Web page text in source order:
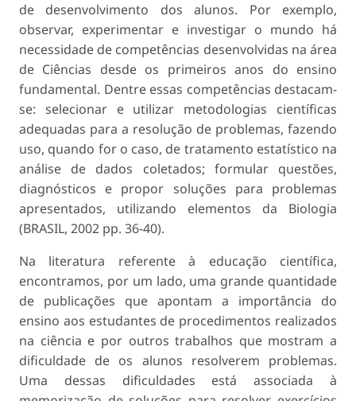
de desenvolvimento dos alunos. Por exemplo,
observar, experimentar e investigar o mundo há
necessidade de competências desenvolvidas na área
de Ciências desde os primeiros anos do ensino
fundamental. Dentre essas competências destacam-
se: selecionar e utilizar metodologias científicas
adequadas para a resolução de problemas, fazendo
uso, quando for o caso, de tratamento estatístico na
análise de dados coletados; formular questões,
diagnósticos e propor soluções para problemas
apresentados, utilizando elementos da Biologia
(BRASIL, 2002 pp. 36-40).
Na literatura referente à educação científica,
encontramos, por um lado, uma grande quantidade
de publicações que apontam a importância do
ensino aos estudantes de procedimentos realizados
na ciência e por outros trabalhos que mostram a
dificuldade de os alunos resolverem problemas.
Uma dessas dificuldades está associada à